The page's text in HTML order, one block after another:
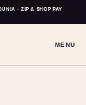
· ZIP & SHOP PAY
MENU